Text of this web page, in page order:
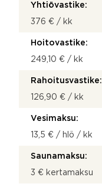
Yhtiövastike:
376 € / kk
Hoitovastike:
249,10 € / kk
Rahoitusvastike:
126,90 € / kk
Vesimaksu:
13,5 € / hlö / kk
Saunamaksu:
3 € kertamaksu